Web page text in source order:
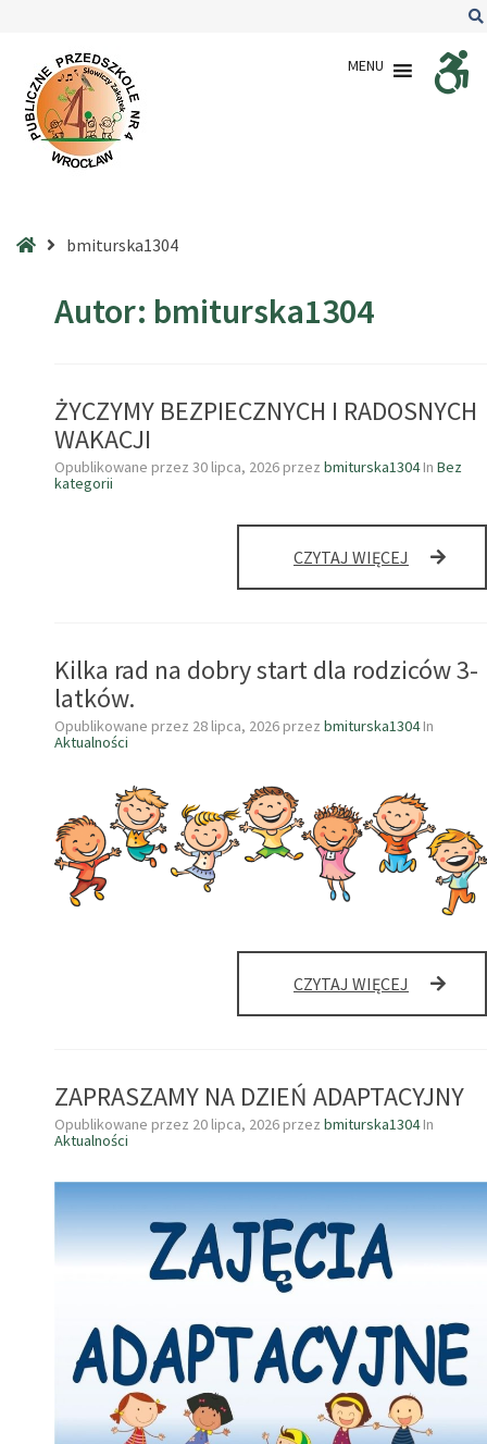
MENU
Stronabmiturska1304
Autor: bmiturska1304
ŻYCZYMY BEZPIECZNYCH I RADOSNYCH
WAKACJI
Opublikowane przez 30 lipca, 2026 przez bmiturska1304In Bez
kategorii
CZYTAJ WIĘCEJ ŻYCZYMY
Kilka rad na dobry start dla rodziców 3-
latków.
Opublikowane przez 28 lipca, 2026 przez bmiturska1304In
Aktualności
CZYTAJ WIĘCEJ KILKA
DLA
3-
ZAPRASZAMY NA DZIEŃ ADAPTACYJNY
Opublikowane przez 20 lipca, 2026 przez bmiturska1304In
Aktualności